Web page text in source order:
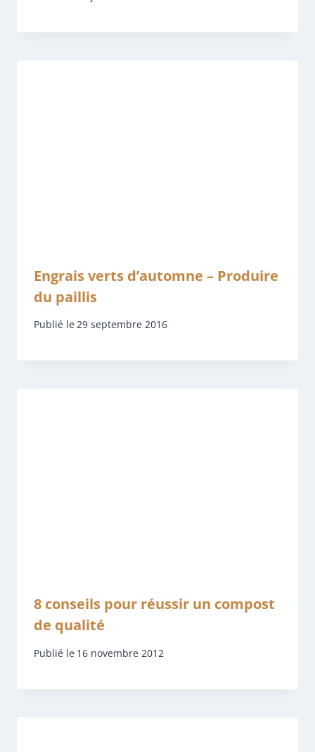
Engrais verts d’automne – Produire
du paillis
Publié le29 septembre 2016
8 conseils pour réussir un compost
de qualité
Publié le 16 novembre 2012